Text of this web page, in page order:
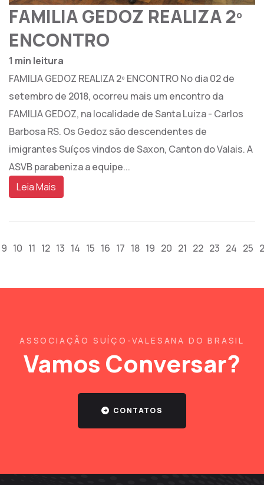
FAMILIA GEDOZ REALIZA 2º
ENCONTRO
1 min leitura
FAMILIA GEDOZ REALIZA 2º ENCONTRO No dia 02 de
setembro de 2018, ocorreu mais um encontro da
FAMILIA GEDOZ, na localidade de Santa Luiza - Carlos
Barbosa RS. Os Gedoz são descendentes de
imigrantes Suíços vindos de Saxon, Canton do Valais. A
ASVB parabeniza a equipe...
Leia Mais
9 10 11 12 13 14 15 16 17 18 19 20 21 22 23 24 25
ASSOCIAÇÃO SUÍÇO-VALESANA DO BRASIL
Vamos Conversar?
CONTATOS